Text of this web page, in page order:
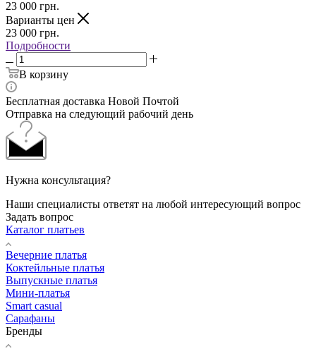
23 000 грн.
Варианты цен
23 000 грн.
Подробности
В корзину
Бесплатная доставка Новой Почтой
Отправка на следующий рабочий день
Нужна консультация?
Наши специалисты ответят на любой интересующий вопрос
Задать вопрос
Каталог платьев
Вечерние платья
Коктейльные платья
Выпускные платья
Мини-платья
Smart casual
Сарафаны
Бренды